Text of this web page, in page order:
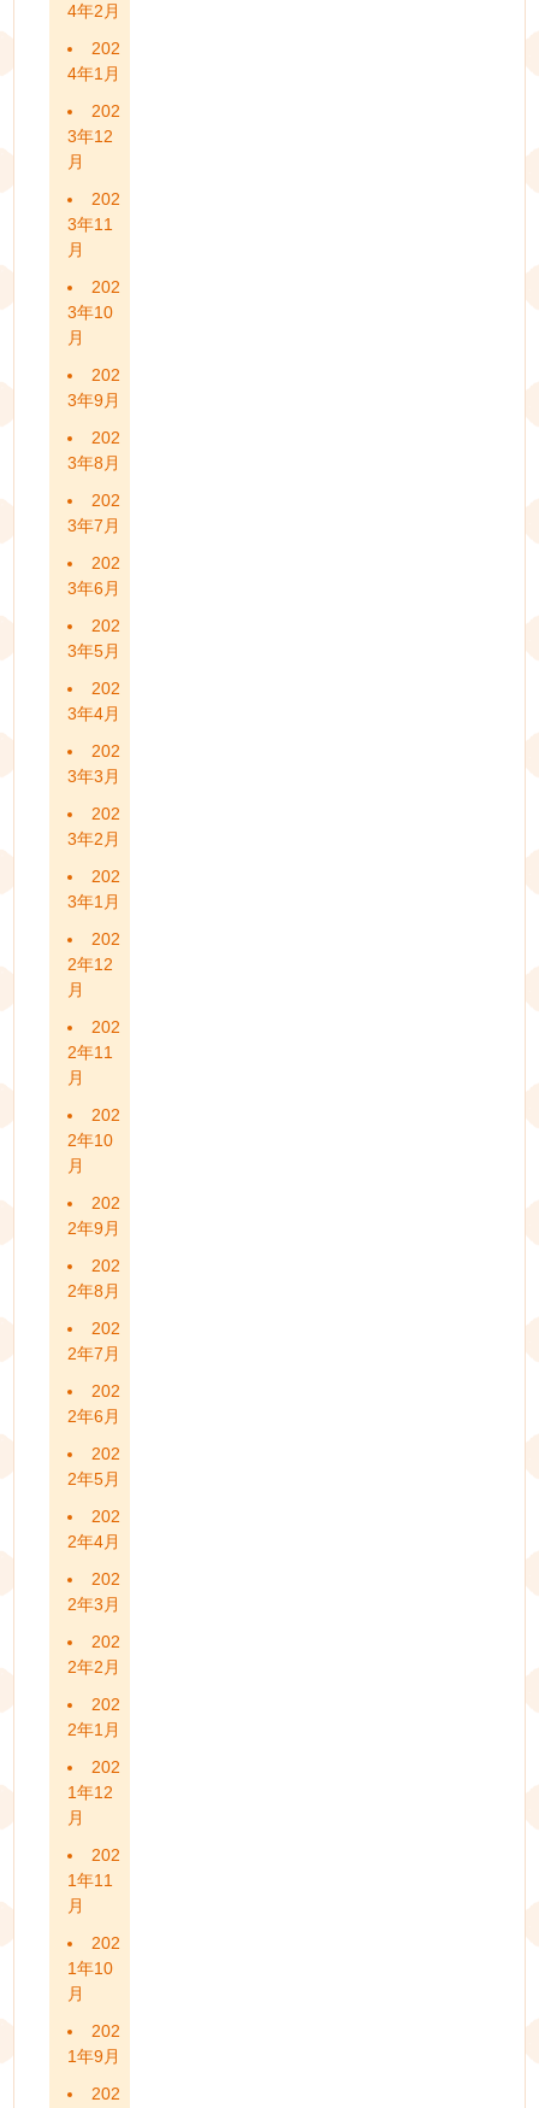
4年2月
202
4年1月
202
3年12
月
202
3年11
月
202
3年10
月
202
3年9月
202
3年8月
202
3年7月
202
3年6月
202
3年5月
202
3年4月
202
3年3月
202
3年2月
202
3年1月
202
2年12
月
202
2年11
月
202
2年10
月
202
2年9月
202
2年8月
202
2年7月
202
2年6月
202
2年5月
202
2年4月
202
2年3月
202
2年2月
202
2年1月
202
1年12
月
202
1年11
月
202
1年10
月
202
1年9月
202